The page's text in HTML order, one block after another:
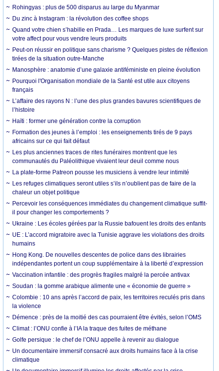
Rohingyas : plus de 500 disparus au large du Myanmar
Du zinc à Instagram : la révolution des coffee shops
Quand votre chien s’habille en Prada… Les marques de luxe surfent sur
votre affect pour vous vendre leurs produits
Peut-on réussir en politique sans charisme ? Quelques pistes de réflexion
tirées de la situation outre-Manche
Manosphère : anatomie d’une galaxie antiféministe en pleine évolution
Pourquoi l'Organisation mondiale de la Santé est utile aux citoyens
français
L’affaire des rayons N : l’une des plus grandes bavures scientifiques de
l’histoire
Haïti : former une génération contre la corruption
Formation des jeunes à l’emploi : les enseignements tirés de 9 pays
africains sur ce qui fait défaut
Les plus anciennes traces de rites funéraires montrent que les
communautés du Paléolithique vivaient leur deuil comme nous
La plate-forme Patreon pousse les musiciens à vendre leur intimité
Les refuges climatiques seront utiles s’ils n’oublient pas de faire de la
chaleur un objet politique
Percevoir les conséquences immédiates du changement climatique suffit-
il pour changer les comportements ?
Ukraine : Les écoles gérées par la Russie bafouent les droits des enfants
UE : L’accord migratoire avec la Tunisie aggrave les violations des droits
humains
Hong Kong. De nouvelles descentes de police dans des librairies
indépendantes portent un coup supplémentaire à la liberté d’expression
Vaccination infantile : des progrès fragiles malgré la percée antivax
Soudan : la gomme arabique alimente une « économie de guerre »
Colombie : 10 ans après l’accord de paix, les territoires reculés pris dans
la violence
Démence : près de la moitié des cas pourraient être évités, selon l’OMS
Climat : l’ONU confie à l’IA la traque des fuites de méthane
Golfe persique : le chef de l’ONU appelle à revenir au dialogue
Un documentaire immersif consacré aux droits humains face à la crise
climatique